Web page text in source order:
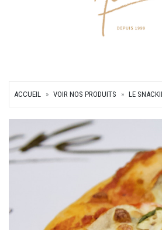
ACCUEIL VOIR NOS PRODUITS LE